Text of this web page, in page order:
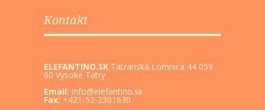
Kontakt
ELEFANTINO.SK Tatranská Lomnica 44 059
60 Vysoké Tatry
Email: info@elefantino.sk
Fax: +421-52-2301630